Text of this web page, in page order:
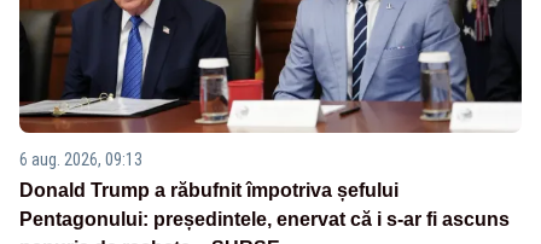
6 aug. 2026, 09:13
Donald Trump a răbufnit împotriva șefului
Pentagonului: președintele, enervat că i s-ar fi ascuns